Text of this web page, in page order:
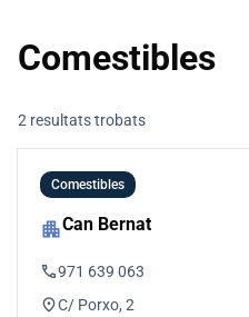
Comestibles
2 resultats trobats
Comestibles
apartmentCan Bernat
phone971 639 063
location_onC/ Porxo, 2